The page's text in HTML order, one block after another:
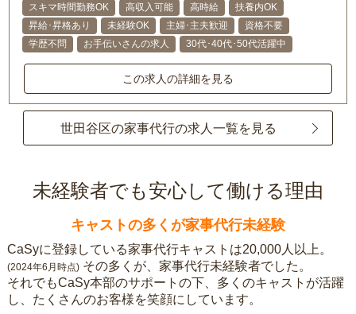
スキマ時間勤務OK 高収入可能 高時給
扶養内OK
昇給･昇格あり
未経験OK 主婦･主夫歓迎
資格不要
学歴不問
お手伝いさんの求人 30代･40代･50代活躍中
この求人の詳細を見る
世田谷区の家事代行の求人一覧を見る
未経験者でも安心して働ける理由
キャストの多くが家事代行未経験
CaSyに登録している家事代行キャストは20,000人以上。
(2024年6月時点) その多くが、家事代行未経験者でした。
それでもCaSy本部のサポートの下、多くのキャストが活躍
し、たくさんのお客様を笑顔にしています。